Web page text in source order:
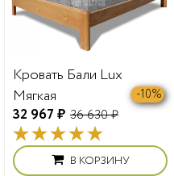
Кровать Бали Lux
Мягкая
32 967 ₽ 36 630 ₽
-10%
В КОРЗИНУ